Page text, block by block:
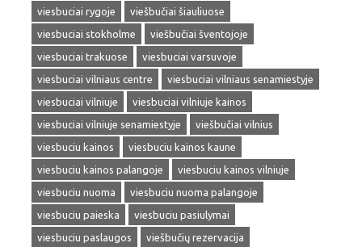
viesbuciai rygoje
viešbučiai šiauliuose
viesbuciai stokholme
viešbučiai šventojoje
viesbuciai trakuose
viesbuciai varsuvoje
viesbuciai vilniaus centre
viesbuciai vilniaus senamiestyje
viesbuciai vilniuje
viesbuciai vilniuje kainos
viesbuciai vilniuje senamiestyje
viešbučiai vilnius
viesbuciu kainos
viesbuciu kainos kaune
viesbuciu kainos palangoje
viesbuciu kainos vilniuje
viesbuciu nuoma
viesbuciu nuoma palangoje
viesbuciu paieska
viesbuciu pasiulymai
viesbuciu paslaugos
viešbučių rezervacija